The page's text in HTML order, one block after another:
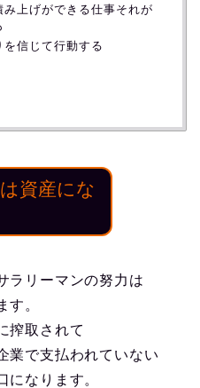
み上げができる仕事それが
信じて行動する
資産にな
ラリーマンの努力は
す。
搾取されて
業で支払われていない
になります。